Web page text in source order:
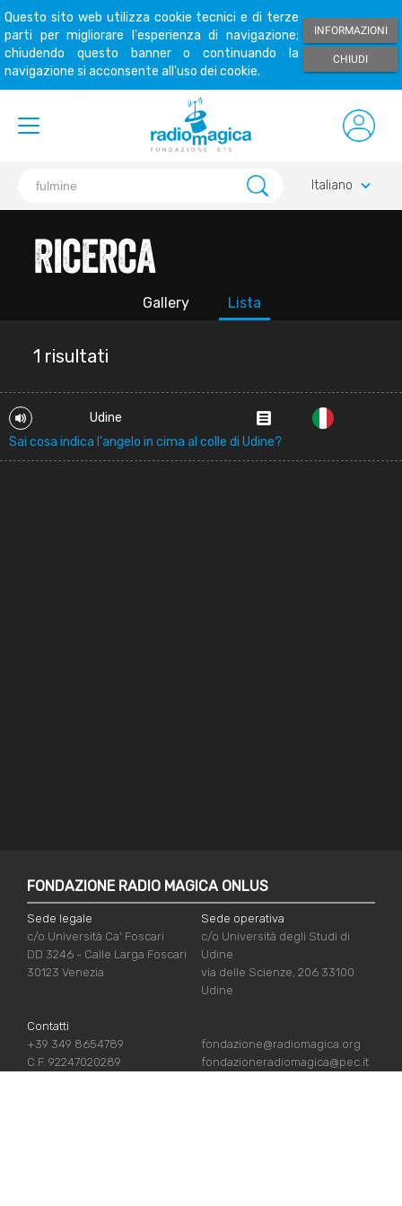
Questo sito web utilizza cookie tecnici e di terze
parti per migliorare l'esperienza di navigazione;
chiudendo questo banner o continuando la
navigazione si acconsente all'uso dei cookie.
INFORMAZIONI
CHIUDI
Italiano keyboard_arrow_down
Ricerca
Gallery Lista
1 risultati
Udine
Sai cosa indica l'angelo in cima al colle di Udine?
FONDAZIONE RADIO MAGICA ONLUS
Sede legale
c/o Università Ca' Foscari
DD 3246 - Calle Larga Foscari
30123 Venezia
Sede operativa
c/o Università degli Studi di
Udine
via delle Scienze, 206 33100
Udine
Contatti
+39 349 8654789
C.F. 92247020289
fondazione@radiomagica.org
fondazioneradiomagica@pec.it